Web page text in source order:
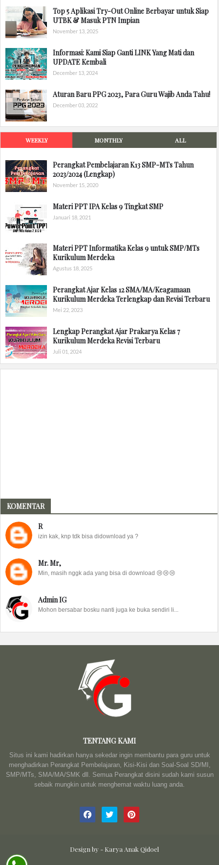
Top 5 Aplikasi Try-Out Online Berbayar untuk Siap
UTBK & Masuk PTN Impian
November 13, 2025
Informasi: Kami Siap Ganti LINK Yang Mati dan
UPDATE Kembali
December 13, 2024
Aturan Baru PPG 2023, Para Guru Wajib Anda Tahu!
December 03, 2022
WEEKLY MONTHLY ALL
Perangkat Pembelajaran K13 SMP-MTs Tahun
2023/2024 (Lengkap)
November 15, 2020
Materi PPT IPA Kelas 9 Tingkat SMP
Januari 18, 2021
Materi PPT Informatika Kelas 9 untuk SMP/MTs
Kurikulum Merdeka
Agustus 18, 2025
Perangkat Ajar Kelas 12 SMA/MA/Keagamaan
Kurikulum Merdeka Terlengkap dan Revisi Terbaru
Mei 22, 2023
Lengkap Perangkat Ajar Prakarya Kelas 7
Kurikulum Merdeka Revisi Terbaru
Juli 01, 2024
KOMENTAR
R
izin kak, knp tdk bisa didownload ya ?
Mr. Mr,
Min, masih nggk ada yang bisa di download 😢😢😢
Admin IG
Mohon bersabar bosku nanti juga ke buka sendiri li...
TENTANG KAMI
Situs ini kami hadirkan hanya sekedar ingin membantu para guru untuk
menghadirkan Perangkat Pembelajaran, Kisi-Kisi dan Soal-Soal SD/MI,
SMP/MTs, SMA/MA/SMK dll. Semua Perangkat disini sudah kami susun
sebaik mungkin untuk menghemat waktu luang anda.
Design by - Karya Anak Qidoel